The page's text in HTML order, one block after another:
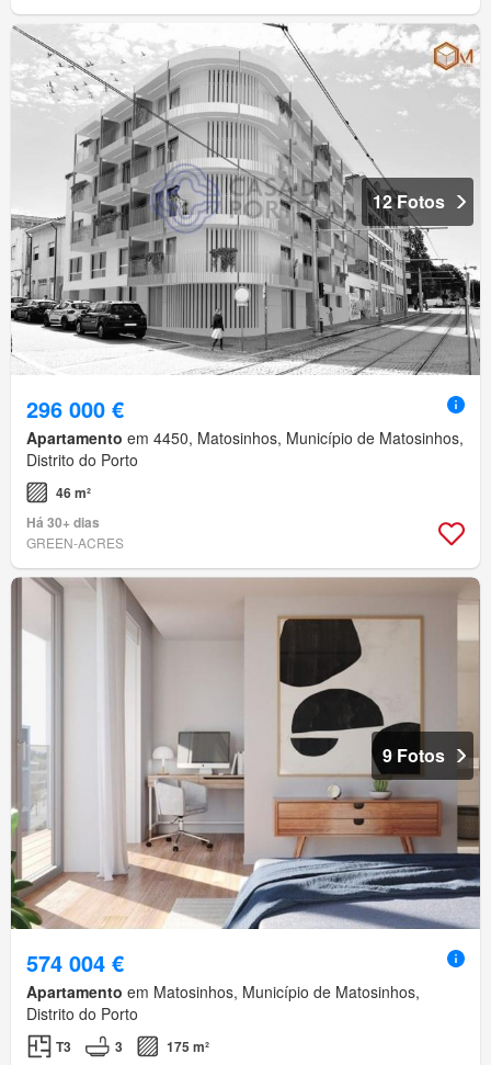
12 Fotos
296 000 €
Apartamento em 4450, Matosinhos, Município de Matosinhos,
Distrito do Porto
46 m²
Há 30+ dias
GREEN-ACRES
9 Fotos
574 004 €
Apartamento em Matosinhos, Município de Matosinhos,
Distrito do Porto
T3 3
175 m²